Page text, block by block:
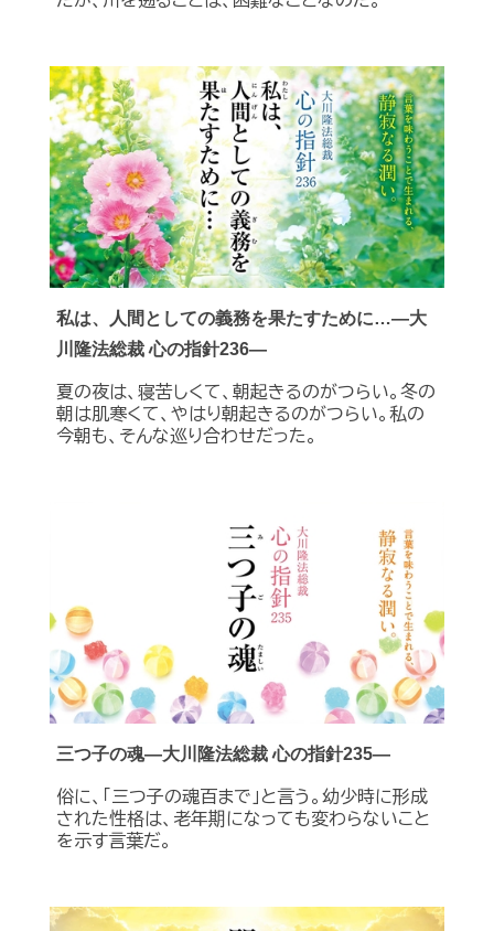
私は、人間としての義務を果たすために…―大
川隆法総裁 心の指針236―
夏の夜は、寝苦しくて、朝起きるのがつらい。冬の
朝は肌寒くて、やはり朝起きるのがつらい。私の
今朝も、そんな巡り合わせだった。
三つ子の魂―大川隆法総裁 心の指針235―
俗に、「三つ子の魂百まで」と言う。幼少時に形成
された性格は、老年期になっても変わらないこと
を示す言葉だ。